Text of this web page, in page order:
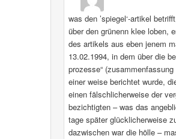
was den ’spiegel‘-artikel
über den grünenn klee loben,
des artikels aus eben jenem
13.02.1994, in dem über die
prozesse“
einer weise berichtet wurde,
einen fälschlicherweise der
bezichtigten – was das
tage später glücklicherweise
dazwischen war die hölle –